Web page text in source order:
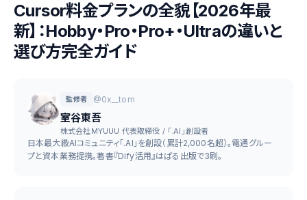
Cursor料金プランの全貌【2026年最
新】：Hobby・Pro・Pro+・Ultraの違いと
選び方完全ガイド
監修者 @0x__tom
室谷東吾
株式会社MYUUU 代表取締役 / 「.AI」創設者
日本最大級AIコミュニティ「.AI」を創設（累計2,000名超）。電通グルー
プと資本業務提携。著書『Dify活用』はぱる出版で3刷。